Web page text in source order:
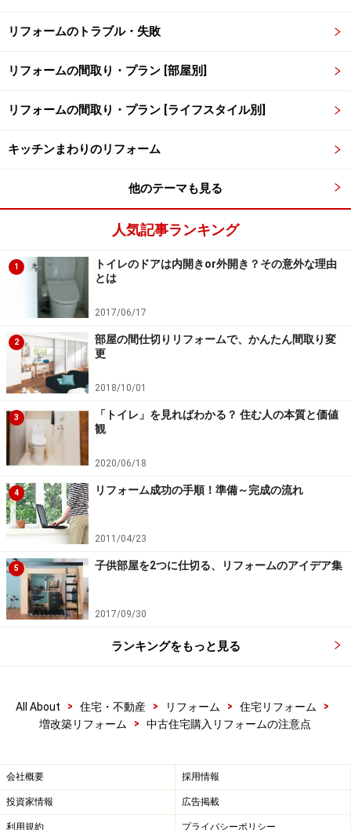
中古住宅購入リフォームの注意点
表面の美しさに捉われると、大事なことを
見逃してしまう
築15年を超えたら、水まわりのリフォームの時期はすぐにや
ってきますので、その分の費用も見ておきましょう。
このケースの失敗ポイントは、屋根や壁紙は一見とても
キレイだったので、表面の美しさに惑わされてしまった
ところにあります。構造部分の工事は大掛かりになるの
で費用がかさみます。
家はシロアリ防除は5年おき、外壁塗装は10年おきと言
ったように、適当な時期にメンテナンスを行なっていな
いと劣化が進み、寿命が短くなってしまうことがありま
す。
そうならないためにも、今までのリフォームの履歴をで
きるだけ詳しく聞きましょう。また不動産屋さんに許可
を得て、購入前にリフォーム業者と一緒に家を見に行く
機会を設けるのもいいでしょう。特に床下と屋根は費用
がかさみやすいので、シッカリチェックしておきましょ
う。
一見キレイに見えても、中が腐っていれば大きな費用が
掛かり、理想の住まい作りから一歩遠ざかってしまいま
す。表面の工事なら後からいつでもできる事を忘れず
に。また築15年を超えていたら、水まわりのリフォーム
おきましょう。
次のページ
でも、中古住宅購入リフォームの注意点！プ
ランや構造により希望の間取りにならないケース、リフ
ォームが制限されるケースをご紹介します。
リフォームのトラブル・失敗
リフォームの間取り・プラン [部屋別]
リフォームの間取り・プラン [ライフスタイル別]
キッチンまわりのリフォーム
他のテーマも見る
人気記事ランキング
1
トイレのドアは内開きor外開き？その意外な理由
とは
2017/06/17
2
部屋の間仕切りリフォームで、かんたん間取り変
更
2018/10/01
3
「トイレ」を見ればわかる？ 住む人の本質と価値
観
2020/06/18
4 リフォーム成功の手順！準備～完成の流れ
2011/04/23
5 子供部屋を2つに仕切る、リフォームのアイデア集
2017/09/30
ランキングをもっと見る
All About > 住宅・不動産 > リフォーム > 住宅リフォーム
>
増改築リフォーム
> 中古住宅購入リフォームの注意点
会社概要 採用情報
投資家情報 広告掲載
利用規約 プライバシーポリシー